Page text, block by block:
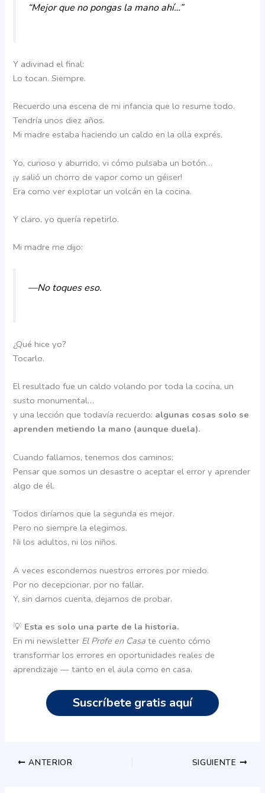
“Mejor que no pongas la mano ahí…”
Y adivinad el final:
Lo tocan. Siempre.
Recuerdo una escena de mi infancia que lo resume todo.
Tendría unos diez años.
Mi madre estaba haciendo un caldo en la olla exprés.
Yo, curioso y aburrido, vi cómo pulsaba un botón…
¡y salió un chorro de vapor como un géiser!
Era como ver explotar un volcán en la cocina.
Y claro, yo quería repetirlo.
Mi madre me dijo:
—No toques eso.
¿Qué hice yo?
Tocarlo.
El resultado fue un caldo volando por toda la cocina, un
susto monumental…
y una lección que todavía recuerdo: algunas cosas solo se
aprenden metiendo la mano (aunque duela).
Cuando fallamos, tenemos dos caminos:
Pensar que somos un desastre o aceptar el error y aprender
algo de él.
Todos diríamos que la segunda es mejor.
Pero no siempre la elegimos.
Ni los adultos, ni los niños.
A veces escondemos nuestros errores por miedo.
Por no decepcionar, por no fallar.
Y, sin darnos cuenta, dejamos de probar.
💡 Esta es solo una parte de la historia.
En mi newsletter El Profe en Casa te cuento cómo
transformar los errores en oportunidades reales de
aprendizaje — tanto en el aula como en casa.
Suscríbete gratis aquí
ANTERIOR SIGUIENTE